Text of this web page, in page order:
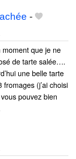
-
que je ne
de tarte salée….
une belle tarte
(j’ai choisi
pouvez bien